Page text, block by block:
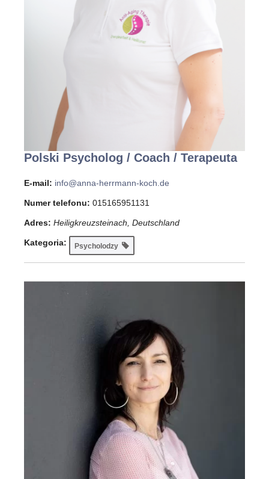
Polski Psycholog / Coach / Terapeuta
E-mail: info@anna-herrmann-koch.de
Numer telefonu: 015165951131
Adres: Heiligkreuzsteinach, Deutschland
Kategoria: Psycholodzy